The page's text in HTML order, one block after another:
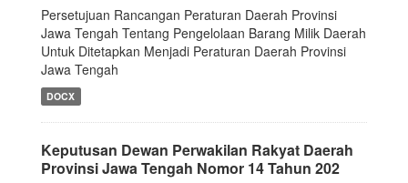
Persetujuan Rancangan Peraturan Daerah Provinsi
Jawa Tengah Tentang Pengelolaan Barang Milik Daerah
Untuk Ditetapkan Menjadi Peraturan Daerah Provinsi
Jawa Tengah
DOCX
Keputusan Dewan Perwakilan Rakyat Daerah
Provinsi Jawa Tengah Nomor 14 Tahun 202